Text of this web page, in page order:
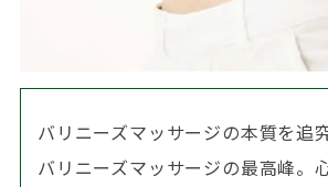
バリニーズマッサージの本質を追
バリニーズマッサージの最高峰。